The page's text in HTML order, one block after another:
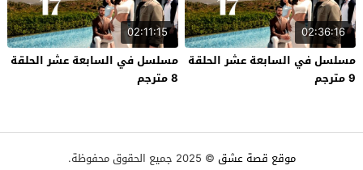
02:36:16
مسلسل في السابعة عشر الحلقة
9 مترجم
02:11:15
مسلسل في السابعة عشر الحلقة
8 مترجم
موقع قصة عشق © 2025 جميع الحقوق محفوظة.